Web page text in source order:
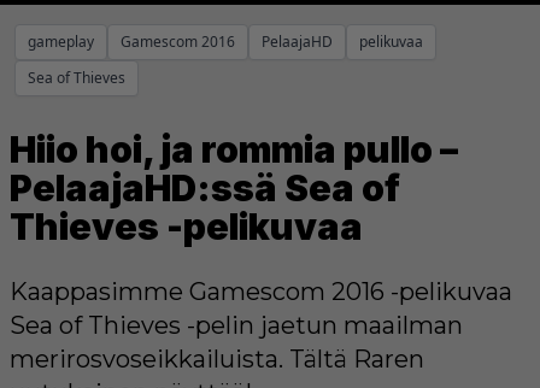
gameplay Gamescom 2016 PelaajaHD
pelikuvaa
Sea of Thieves
Hiio hoi, ja rommia pullo –
PelaajaHD:ssä Sea of
Thieves -pelikuvaa
Kaappasimme Gamescom 2016 -pelikuvaa
Sea of Thieves -pelin jaetun maailman
merirosvoseikkailuista. Tältä Raren